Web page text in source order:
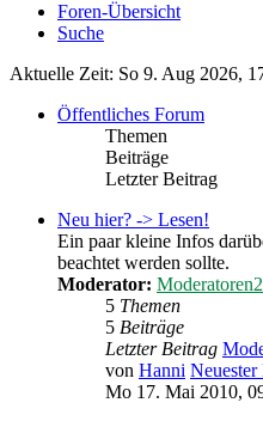
Foren-Übersicht
Suche
Aktuelle Zeit: So 9. Aug 2026,
Öffentliches Forum
Themen
Beiträge
Letzter Beitrag
Neu hier? -> Lesen!
Ein paar kleine Infos
beachtet werden sollte.
Moderator: Moderatoren2
5 Themen
5 Beiträge
Letzter Beitrag
von Hanni Neuester
Mo 17. Mai 2010,